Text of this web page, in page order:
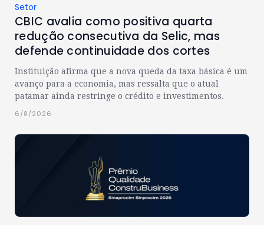
Setor
CBIC avalia como positiva quarta
redução consecutiva da Selic, mas
defende continuidade dos cortes
Instituição afirma que a nova queda da taxa básica é um
avanço para a economia, mas ressalta que o atual
patamar ainda restringe o crédito e investimentos.
6/8/2026